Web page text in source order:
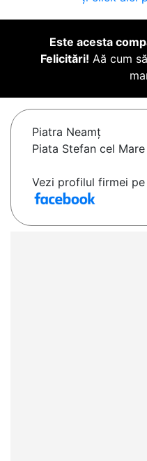
Este acesta
Felicitări! Aă cum
Piatra Neamţ
Piata Stefan cel
Vezi profilul firmei pe